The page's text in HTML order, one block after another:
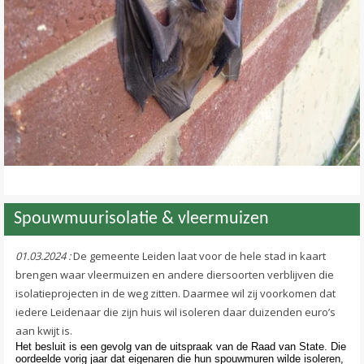
Contact >
Spouwmuurisolatie & vleermuizen
01.03.2024 :De gemeente Leiden laat voor de hele stad in kaart
brengen waar vleermuizen en andere diersoorten verblijven die
isolatieprojecten in de weg zitten. Daarmee wil zij voorkomen dat
iedere Leidenaar die zijn huis wil isoleren daar duizenden euro’s
aan kwijt is.
Het besluit is een gevolg van de uitspraak van de Raad van State. Die
oordeelde vorig jaar dat eigenaren die hun spouwmuren wilde isoleren,